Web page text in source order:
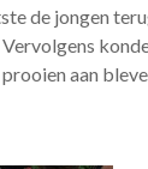
de jongen
aan